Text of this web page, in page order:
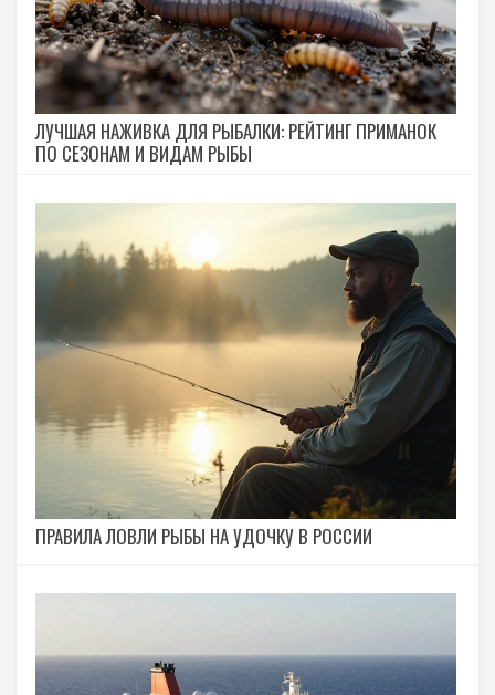
ЛУЧШАЯ НАЖИВКА ДЛЯ РЫБАЛКИ: РЕЙТИНГ ПРИМАНОК
ПО СЕЗОНАМ И ВИДАМ РЫБЫ
ПРАВИЛА ЛОВЛИ РЫБЫ НА УДОЧКУ В РОССИИ